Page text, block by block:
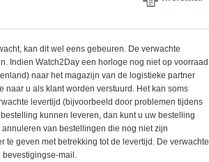
kan dit wel eens gebeuren. De verwachte
Indien Watch2Day een horloge nog niet op voorraad
naar het magazijn van de logistieke partner
naar u als klant worden verstuurd. Het kan soms
levertijd (bijvoorbeeld door problemen tijdens
kunnen leveren, dan kunt u uw bestelling
van bestellingen die nog niet zijn
geven met betrekking tot de levertijd. De verwachte
bevestigingse-mail.